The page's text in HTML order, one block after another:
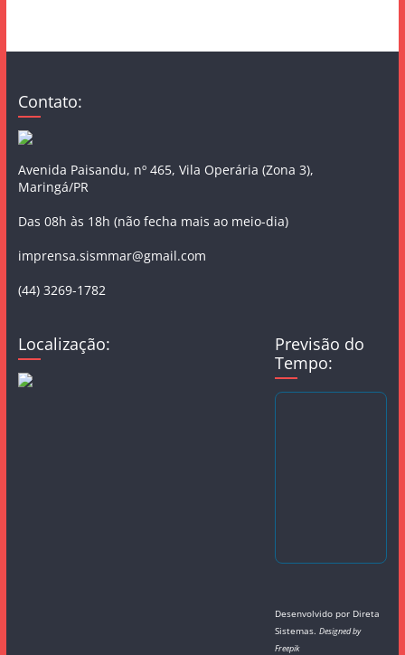
Contato:
Avenida Paisandu, nº 465, Vila Operária (Zona 3),
Maringá/PR
Das 08h às 18h (não fecha mais ao meio-dia)
imprensa.sismmar@gmail.com
(44) 3269-1782
Localização:
Previsão do
Tempo:
Desenvolvido por Direta
Sistemas.Designed by
Freepik